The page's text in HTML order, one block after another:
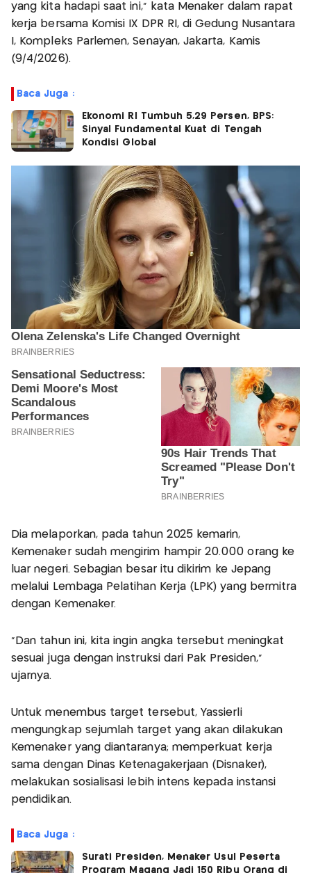
yang kita hadapi saat ini," kata Menaker dalam rapat
kerja bersama Komisi IX DPR RI, di Gedung Nusantara
I, Kompleks Parlemen, Senayan, Jakarta, Kamis
(9/4/2026).
Baca Juga :
Ekonomi RI Tumbuh 5,29 Persen, BPS:
Sinyal Fundamental Kuat di Tengah
Kondisi Global
Dia melaporkan, pada tahun 2025 kemarin,
Kemenaker sudah mengirim hampir 20.000 orang ke
luar negeri. Sebagian besar itu dikirim ke Jepang
melalui Lembaga Pelatihan Kerja (LPK) yang bermitra
dengan Kemenaker.
"Dan tahun ini, kita ingin angka tersebut meningkat
sesuai juga dengan instruksi dari Pak Presiden,"
ujarnya.
Untuk menembus target tersebut, Yassierli
mengungkap sejumlah target yang akan dilakukan
Kemenaker yang diantaranya; memperkuat kerja
sama dengan Dinas Ketenagakerjaan (Disnaker),
melakukan sosialisasi lebih intens kepada instansi
pendidikan.
Baca Juga :
Surati Presiden, Menaker Usul Peserta
Program Magang Jadi 150 Ribu Orang di